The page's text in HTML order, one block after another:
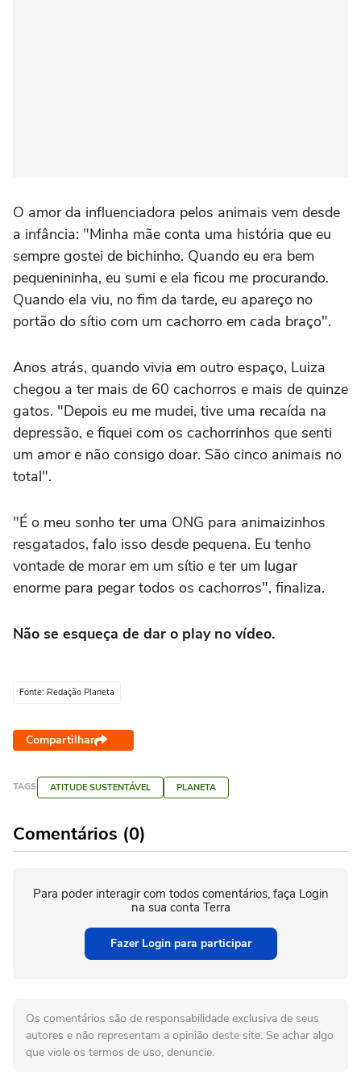
O amor da influenciadora pelos animais vem desde
a infância: "Minha mãe conta uma história que eu
sempre gostei de bichinho. Quando eu era bem
pequenininha, eu sumi e ela ficou me procurando.
Quando ela viu, no fim da tarde, eu apareço no
portão do sítio com um cachorro em cada braço".
Anos atrás, quando vivia em outro espaço, Luiza
chegou a ter mais de 60 cachorros e mais de quinze
gatos. "Depois eu me mudei, tive uma recaída na
depressão, e fiquei com os cachorrinhos que senti
um amor e não consigo doar. São cinco animais no
total".
"É o meu sonho ter uma ONG para animaizinhos
resgatados, falo isso desde pequena. Eu tenho
vontade de morar em um sítio e ter um lugar
enorme para pegar todos os cachorros", finaliza.
Não se esqueça de dar o play no vídeo.
Fonte: Redação Planeta
Compartilhar
TAGS ATITUDE SUSTENTÁVEL PLANETA
Comentários (0)
Para poder interagir com todos comentários, faça Login
na sua conta Terra
Fazer Login para participar
Os comentários são de responsabilidade exclusiva de seus
autores e não representam a opinião deste site. Se achar algo
que viole os termos de uso, denuncie.